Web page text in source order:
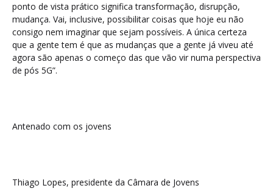
ponto de vista prático significa transformação, disrupção,
mudança. Vai, inclusive, possibilitar coisas que hoje eu não
consigo nem imaginar que sejam possíveis. A única certeza
que a gente tem é que as mudanças que a gente já viveu até
agora são apenas o começo das que vão vir numa perspectiva
de pós 5G”.
Antenado com os jovens
Thiago Lopes, presidente da Câmara de Jovens